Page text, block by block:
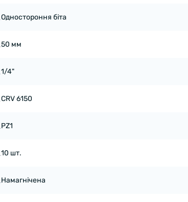
Одностороння біта
50 мм
1/4"
CRV 6150
PZ1
10 шт.
Намагнічена